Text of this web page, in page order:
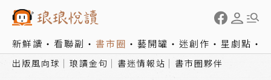
新鮮讀 看聯副 書市圈 藝開罐 迷創作 星劇點
出版風向球 琅讀金句 書迷情報站 書市圈夥伴